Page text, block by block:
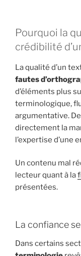
Pourquoi la
crédibilité
La qualité d’un
fautes
d’éléments plus
terminologique,
argumentative.
directement la
l’expertise d’une
Un contenu mal
lecteur quant à la
présentées.
La confiance
Dans certains